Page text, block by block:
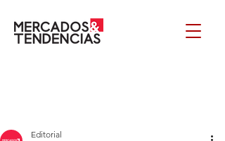
Editorial